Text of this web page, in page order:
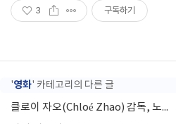
3 구독하기
'영화' 카테고리의 다른 글
클로이 자오(Chloé Zhao) 감독, 노매드랜드, 감독 철학, 인터뷰